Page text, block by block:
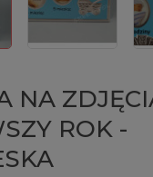
NA
ROK -